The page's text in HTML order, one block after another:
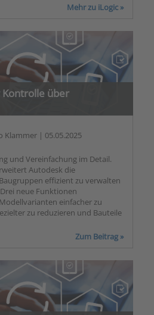
Mehr zu iLogic »
über
Klammer | 05.05.2025
und Vereinfachung im Detail.
Autodesk die
effizient zu verwalten
neue Funktionen
einfacher zu
zu reduzieren und Bauteile
Zum Beitrag »